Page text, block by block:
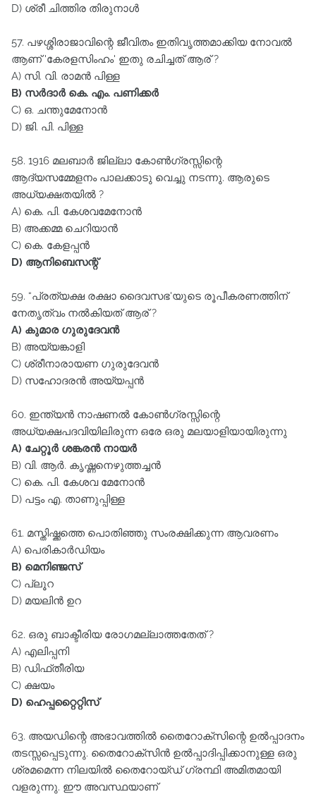
D) ശ്രീ ചിത്തിര തിരുനാൾ
57. പഴശ്ശിരാജാവിന്റെ ജീവിതം ഇതിവൃത്തമാക്കിയ നോവൽ
ആണ്‌ 'കേരളസിംഹം' ഇതു രചിച്ചത്‌ ആര്‌ ?
A) സി. വി. രാമൻ പിള്ള
B) സർദാർ കെ. എം. പണിക്കർ
C) ഒ. ചന്തുമേനോൻ
D) ജി. പി. പിള്ള
58. 1916 മലബാർ ജില്ലാ കോൺഗ്രസ്സിന്റെ
ആദ്യസമ്മേളനം പാലക്കാടു വെച്ചു നടന്നു. ആരുടെ
അധ്യക്ഷതയിൽ ?
A) കെ. പി. കേശവമേനോൻ
B) അക്കമ്മ ചെറിയാൻ
C) കെ. കേളപ്പൻ
D) ആനിബെസന്റ്‌
59. “പ്രത്യക്ഷ രക്ഷാ ദൈവസഭ'യുടെ രൂപീകരണത്തിന്‌
നേതൃത്വം നൽകിയത്‌ ആര് ?
A) കുമാര ഗുരുദേവൻ
B) അയ്യങ്കാളി
C) ശ്രീനാരായണ ഗുരുദേവൻ
D) സഹോദരൻ അയ്യപ്പൻ
60. ഇന്ത്യൻ നാഷണൽ കോൺഗ്രസ്സിന്റെ
അധ്യക്ഷപദവിയിലിരുന്ന ഒരേ ഒരു മലയാളിയായിരുന്നു
A) ചേറ്റൂർ ശങ്കരൻ നായർ
B) വി. ആർ. കൃഷ്ണനെഴുത്തച്ചൻ
C) കെ. പി. കേശവ മേനോൻ
D) പട്ടം എ. താണുപ്പിള്ള
61. മസ്തിഷ്ക്കത്തെ പൊതിഞ്ഞു സംരക്ഷിക്കുന്ന ആവരണം
A) പെരികാർഡിയം
B) മെനിഞ്ജസ്‌
C) പ്ലൂറ
D) മയലിൻ ഉറ
62. ഒരു ബാക്ടീരിയ രോഗമല്ലാത്തതേത്‌ ?
A) എലിപ്പനി
B) ഡിഫ്തീരിയ
C) ക്ഷയം
D) ഹെപ്പറ്റൈറ്റിസ്‌
63. അയഡിന്റെ അഭാവത്തിൽ തൈറോക്സിന്റെ ഉൽപ്പാദനം
തടസ്സപ്പെടുന്നു. തൈറോക്സിൻ ഉൽപ്പാദിപ്പിക്കാനുള്ള ഒരു
ശ്രമമെന്ന നിലയിൽ തൈറോയ്ഡ്‌ ഗ്രന്ഥി അമിതമായി
വളരുന്നു. ഈ അവസ്ഥയാണ്‌